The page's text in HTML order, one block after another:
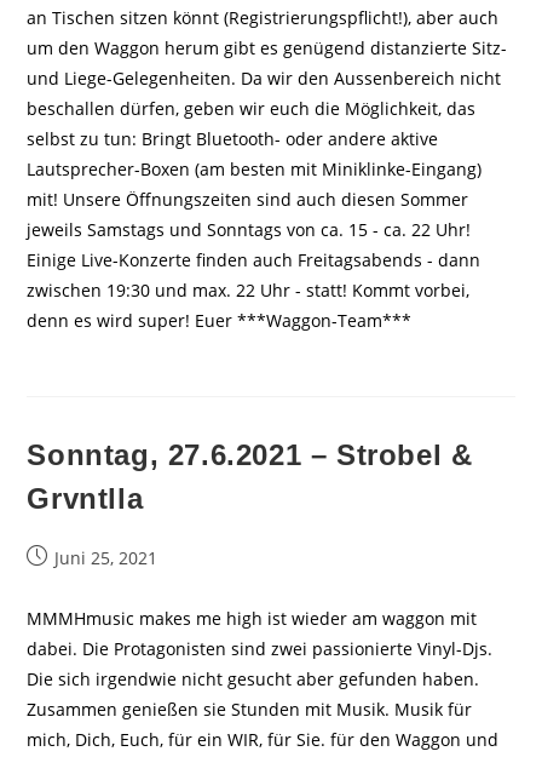
an Tischen sitzen könnt (Registrierungspflicht!), aber auch
um den Waggon herum gibt es genügend distanzierte Sitz-
und Liege-Gelegenheiten. Da wir den Aussenbereich nicht
beschallen dürfen, geben wir euch die Möglichkeit, das
selbst zu tun: Bringt Bluetooth- oder andere aktive
Lautsprecher-Boxen (am besten mit Miniklinke-Eingang)
mit! Unsere Öffnungszeiten sind auch diesen Sommer
jeweils Samstags und Sonntags von ca. 15 - ca. 22 Uhr!
Einige Live-Konzerte finden auch Freitagsabends - dann
zwischen 19:30 und max. 22 Uhr - statt! Kommt vorbei,
denn es wird super! Euer ***Waggon-Team***
Sonntag, 27.6.2021 – Strobel &
Grvntlla
BeitragJuni 25, 2021
MMMHmusic makes me high ist wieder am waggon mit
dabei. Die Protagonisten sind zwei passionierte Vinyl-Djs.
Die sich irgendwie nicht gesucht aber gefunden haben.
Zusammen genießen sie Stunden mit Musik. Musik für
mich, Dich, Euch, für ein WIR, für Sie. für den Waggon und